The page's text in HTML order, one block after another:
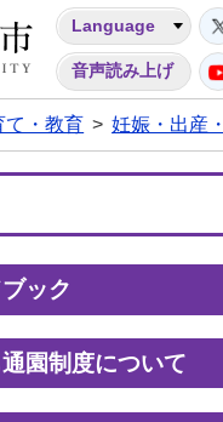
潮来市
Language
音声読み上げ
て・教育 > 妊娠・出産
ック
園制度について